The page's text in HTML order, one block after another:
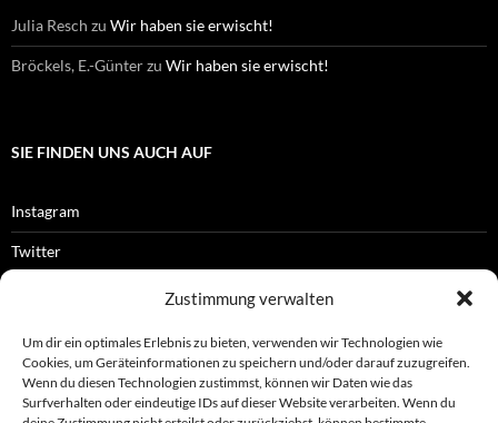
Zustimmung verwalten
Um dir ein optimales Erlebnis zu bieten, verwenden wir Technologien wie
Cookies, um Geräteinformationen zu speichern und/oder darauf zuzugreifen.
Wenn du diesen Technologien zustimmst, können wir Daten wie das
Surfverhalten oder eindeutige IDs auf dieser Website verarbeiten. Wenn du
Julia Resch zu Wir haben sie erwischt!
Bröckels, E.-Günterzu Wir haben sie erwischt!
SIE FINDEN UNS AUCH AUF
Instagram
Twitter
OFFIZIELLES